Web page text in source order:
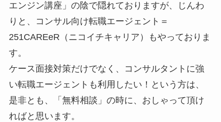
エンジン講座」の陰で隠れておりますが、じんわ
りと、コンサル向け転職エージェント＝
251CAREeR（ニコイチキャリア）もやっておりま
す。
ケース面接対策だけでなく、コンサルタントに強
い転職エージェントも利用したい！という方は、
是非とも、「無料相談」の時に、おしゃって頂け
ればと思います。